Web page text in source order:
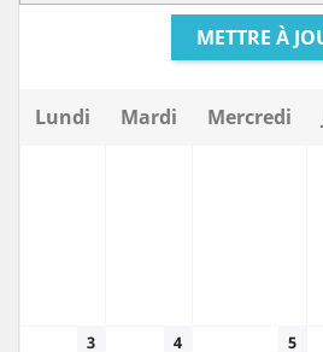
METTRE À
Lundi Mardi Mercredi
3 4 5